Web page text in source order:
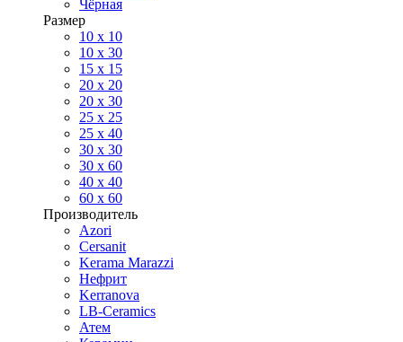
Чёрная
Размер
10 х 10
10 x 30
15 x 15
20 х 20
20 x 30
25 x 25
25 x 40
30 x 30
30 х 60
40 х 40
60 х 60
Производитель
Azori
Cersanit
Kerama Marazzi
Нефрит
Kerranova
LB-Ceramics
Атем